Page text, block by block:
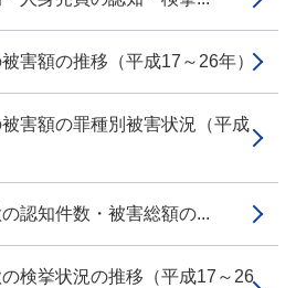
害額の推移（平成17～26年）
害額の罪種別被害状況（平成
認知件数・被害総額の...
検挙状況の推移（平成17～26